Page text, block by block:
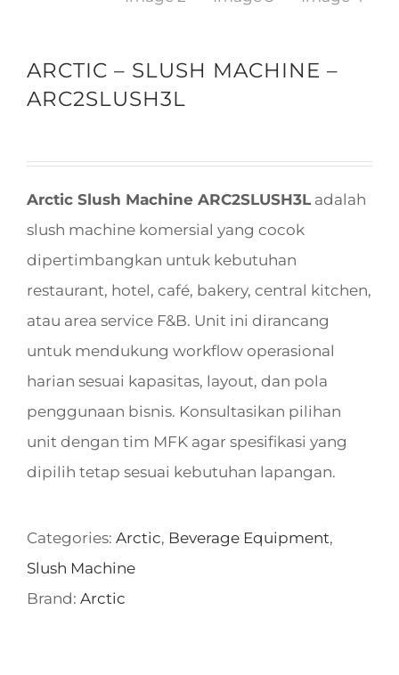
ARCTIC – SLUSH MACHINE –
ARC2SLUSH3L
Arctic Slush Machine ARC2SLUSH3L adalah
slush machine komersial yang cocok
dipertimbangkan untuk kebutuhan
restaurant, hotel, café, bakery, central kitchen,
atau area service F&B. Unit ini dirancang
untuk mendukung workflow operasional
harian sesuai kapasitas, layout, dan pola
penggunaan bisnis. Konsultasikan pilihan
unit dengan tim MFK agar spesifikasi yang
dipilih tetap sesuai kebutuhan lapangan.
Categories: Arctic, Beverage Equipment,
Slush Machine
Brand: Arctic